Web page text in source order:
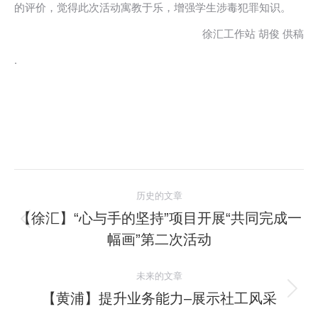
的评价，觉得此次活动寓教于乐，增强学生涉毒犯罪知识。
徐汇工作站 胡俊 供稿
.
章
历史的文章
历
史
章：
【徐汇】“心与手的坚持”项目开展“共同完成一
幅画”第二次活动
未来的文章
未
【黄浦】提升业务能力–展示社工风采